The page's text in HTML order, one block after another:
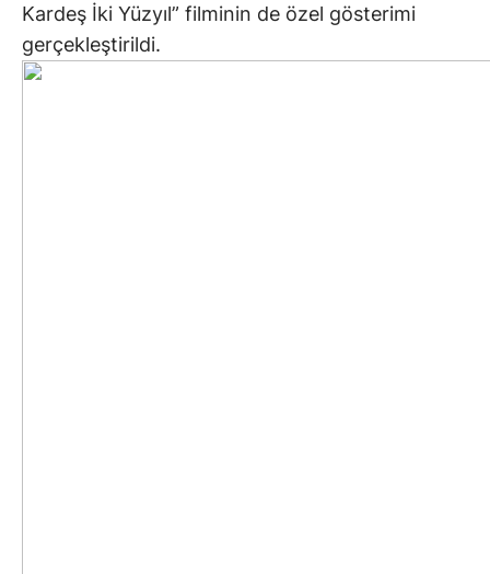
Kardeş İki Yüzyıl” filminin de özel gösterimi
gerçekleştirildi.